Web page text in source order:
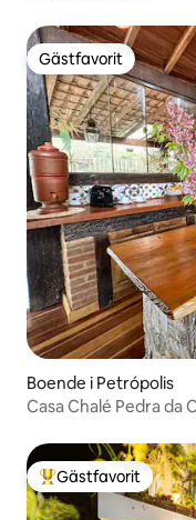
Gästfavorit
Gästfavorit
Boende i Petrópolis
Casa Chalé Pedra da
Populär gästfavorit
Gästfavorit